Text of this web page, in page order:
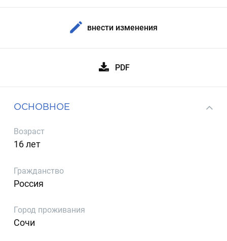
внести изменения
PDF
ОСНОВНОЕ
Возраст
16 лет
Гражданство
Россия
Город проживания
Сочи